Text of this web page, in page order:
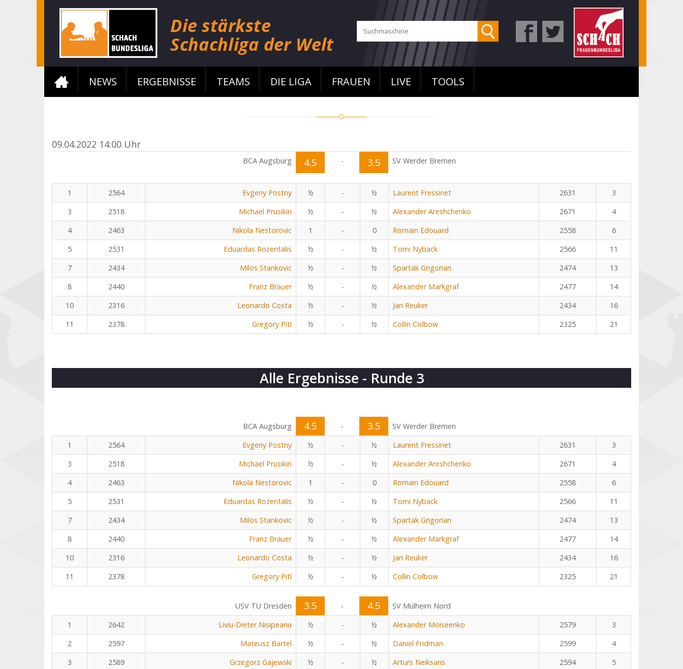
NEWS ERGEBNISSE TEAMS DIE LIGA FRAUEN LIVE TOOLS
09.04.2022 14:00 Uhr
BCA Augsburg 4.5 - 3.5 SV Werder Bremen
1 2564 Evgeny Postny ½ - ½ Laurent Fressinet 2631
3
3
2518 Michael Prusikin ½ - ½ Alexander Areshchenko 2671
4
4
2463 Nikola Nestorovic 1 - 0 Romain Edouard 2558
6
5
2531 Eduardas Rozentalis ½ - ½ Tomi Nyback 2566
11
7
2434 Milos Stankovic ½ - ½ Spartak Grigorian 2474
13
8
2440 Franz Bräuer ½ - ½ Alexander Markgraf 2477
14
10
2316 Leonardo Costa ½ - ½ Jari Reuker 2434
16
11
2378 Gregory Pitl ½ - ½ Collin Colbow 2325 21
Alle Ergebnisse - Runde 3
BCA Augsburg 4.5 - 3.5
SV Werder Bremen
1
2564 Evgeny Postny ½ - ½ Laurent Fressinet 2631
3
3
2518 Michael Prusikin ½ - ½ Alexander Areshchenko 2671
4
4
2463 Nikola Nestorovic 1 - 0 Romain Edouard 2558
6
5
2531 Eduardas Rozentalis ½ - ½ Tomi Nyback 2566
11
7
2434 Milos Stankovic ½ - ½ Spartak Grigorian 2474
13
8
2440 Franz Bräuer ½ - ½ Alexander Markgraf 2477
14
10
2316 Leonardo Costa ½ - ½ Jari Reuker 2434
16
11
2378 Gregory Pitl ½ - ½ Collin Colbow 2325 21
USV TU Dresden 3.5 - 4.5
SV Mülheim Nord
1
2642 Liviu-Dieter Nisipeanu ½ - ½ Alexander Moiseenko 2579
3
2
2597 Mateusz Bartel ½ - ½ Daniel Fridman 2599
4
3
2589 Grzegorz Gajewski ½ - ½ Arturs Neiksans 2594
5